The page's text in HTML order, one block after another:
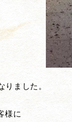
りました。
様に